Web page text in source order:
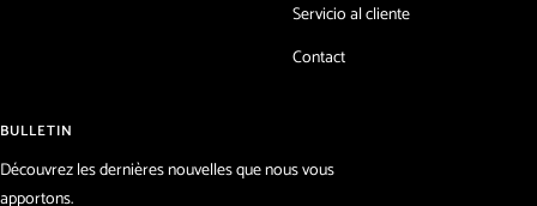
Servicio al cliente
Contact
BULLETIN
Découvrez les dernières nouvelles que nous vous
apportons.